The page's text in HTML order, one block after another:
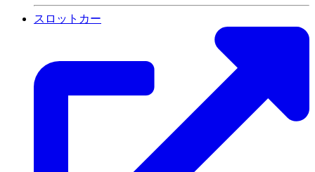
スロットカー